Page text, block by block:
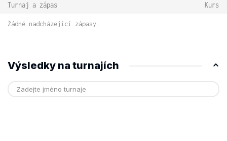
Turnaj a zápas Kurs
Žádné nadcházející zápasy.
Výsledky na turnajích